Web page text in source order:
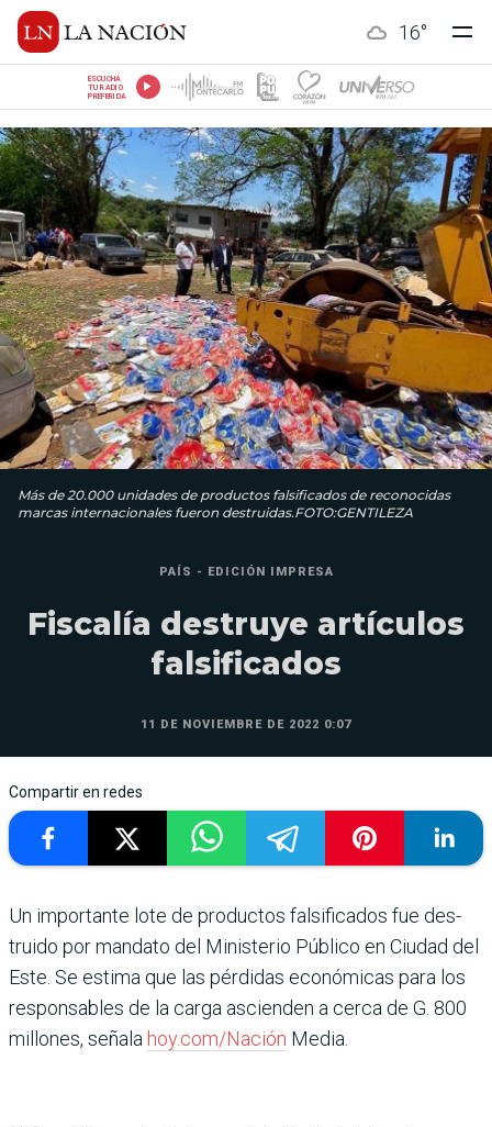
16°
ESCUCHÁ
TU RADIO
PREFERIDA
Más de 20.000 unidades de productos falsificados de reconocidas
marcas internacionales fueron destruidas.FOTO:GENTILEZA
PAÍS - EDICIÓN IMPRESA
Fiscalía destruye artículos
falsificados
11 DE NOVIEMBRE DE 2022 0:07
Compartir en redes
Un importante lote de pro­ductos falsificados fue des­
truido por mandato del Ministerio Público en Ciu­dad del
Este. Se estima que las pérdidas económicas para los
responsables de la carga ascienden a cerca de G. 800
millones, señala hoy.com/Nación Media.